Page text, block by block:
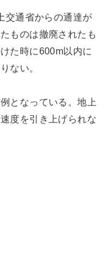
交通省からの通達が
ものは撤廃されたも
た時に600m以内に
ない。
となっている。地上
度を引き上げられな